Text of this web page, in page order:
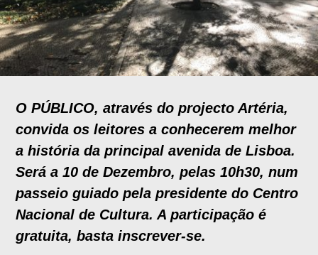
O PÚBLICO, através do projecto Artéria,
convida os leitores a conhecerem melhor
a história da principal avenida de Lisboa.
Será a 10 de Dezembro, pelas 10h30, num
passeio guiado pela presidente do Centro
Nacional de Cultura. A participação é
gratuita, basta inscrever-se.